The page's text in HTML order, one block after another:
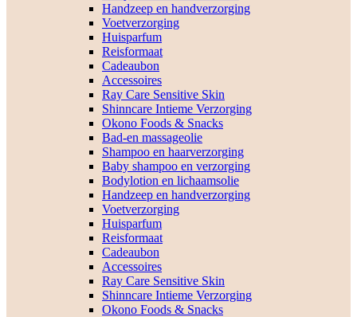
Handzeep en handverzorging
Voetverzorging
Huisparfum
Reisformaat
Cadeaubon
Accessoires
Ray Care Sensitive Skin
Shinncare Intieme Verzorging
Okono Foods & Snacks
Bad-en massageolie
Shampoo en haarverzorging
Baby shampoo en verzorging
Bodylotion en lichaamsolie
Handzeep en handverzorging
Voetverzorging
Huisparfum
Reisformaat
Cadeaubon
Accessoires
Ray Care Sensitive Skin
Shinncare Intieme Verzorging
Okono Foods & Snacks